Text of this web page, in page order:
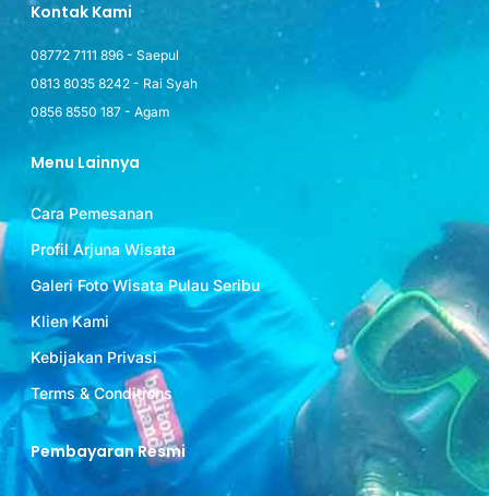
Kontak Kami
08772 7111 896 - Saepul
0813 8035 8242 - Rai Syah
0856 8550 187 - Agam
Menu Lainnya
Cara Pemesanan
Profil Arjuna Wisata
Galeri Foto Wisata Pulau Seribu
Klien Kami
Kebijakan Privasi
Terms & Conditions
Pembayaran Resmi